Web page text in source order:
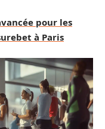
pour les
à Paris